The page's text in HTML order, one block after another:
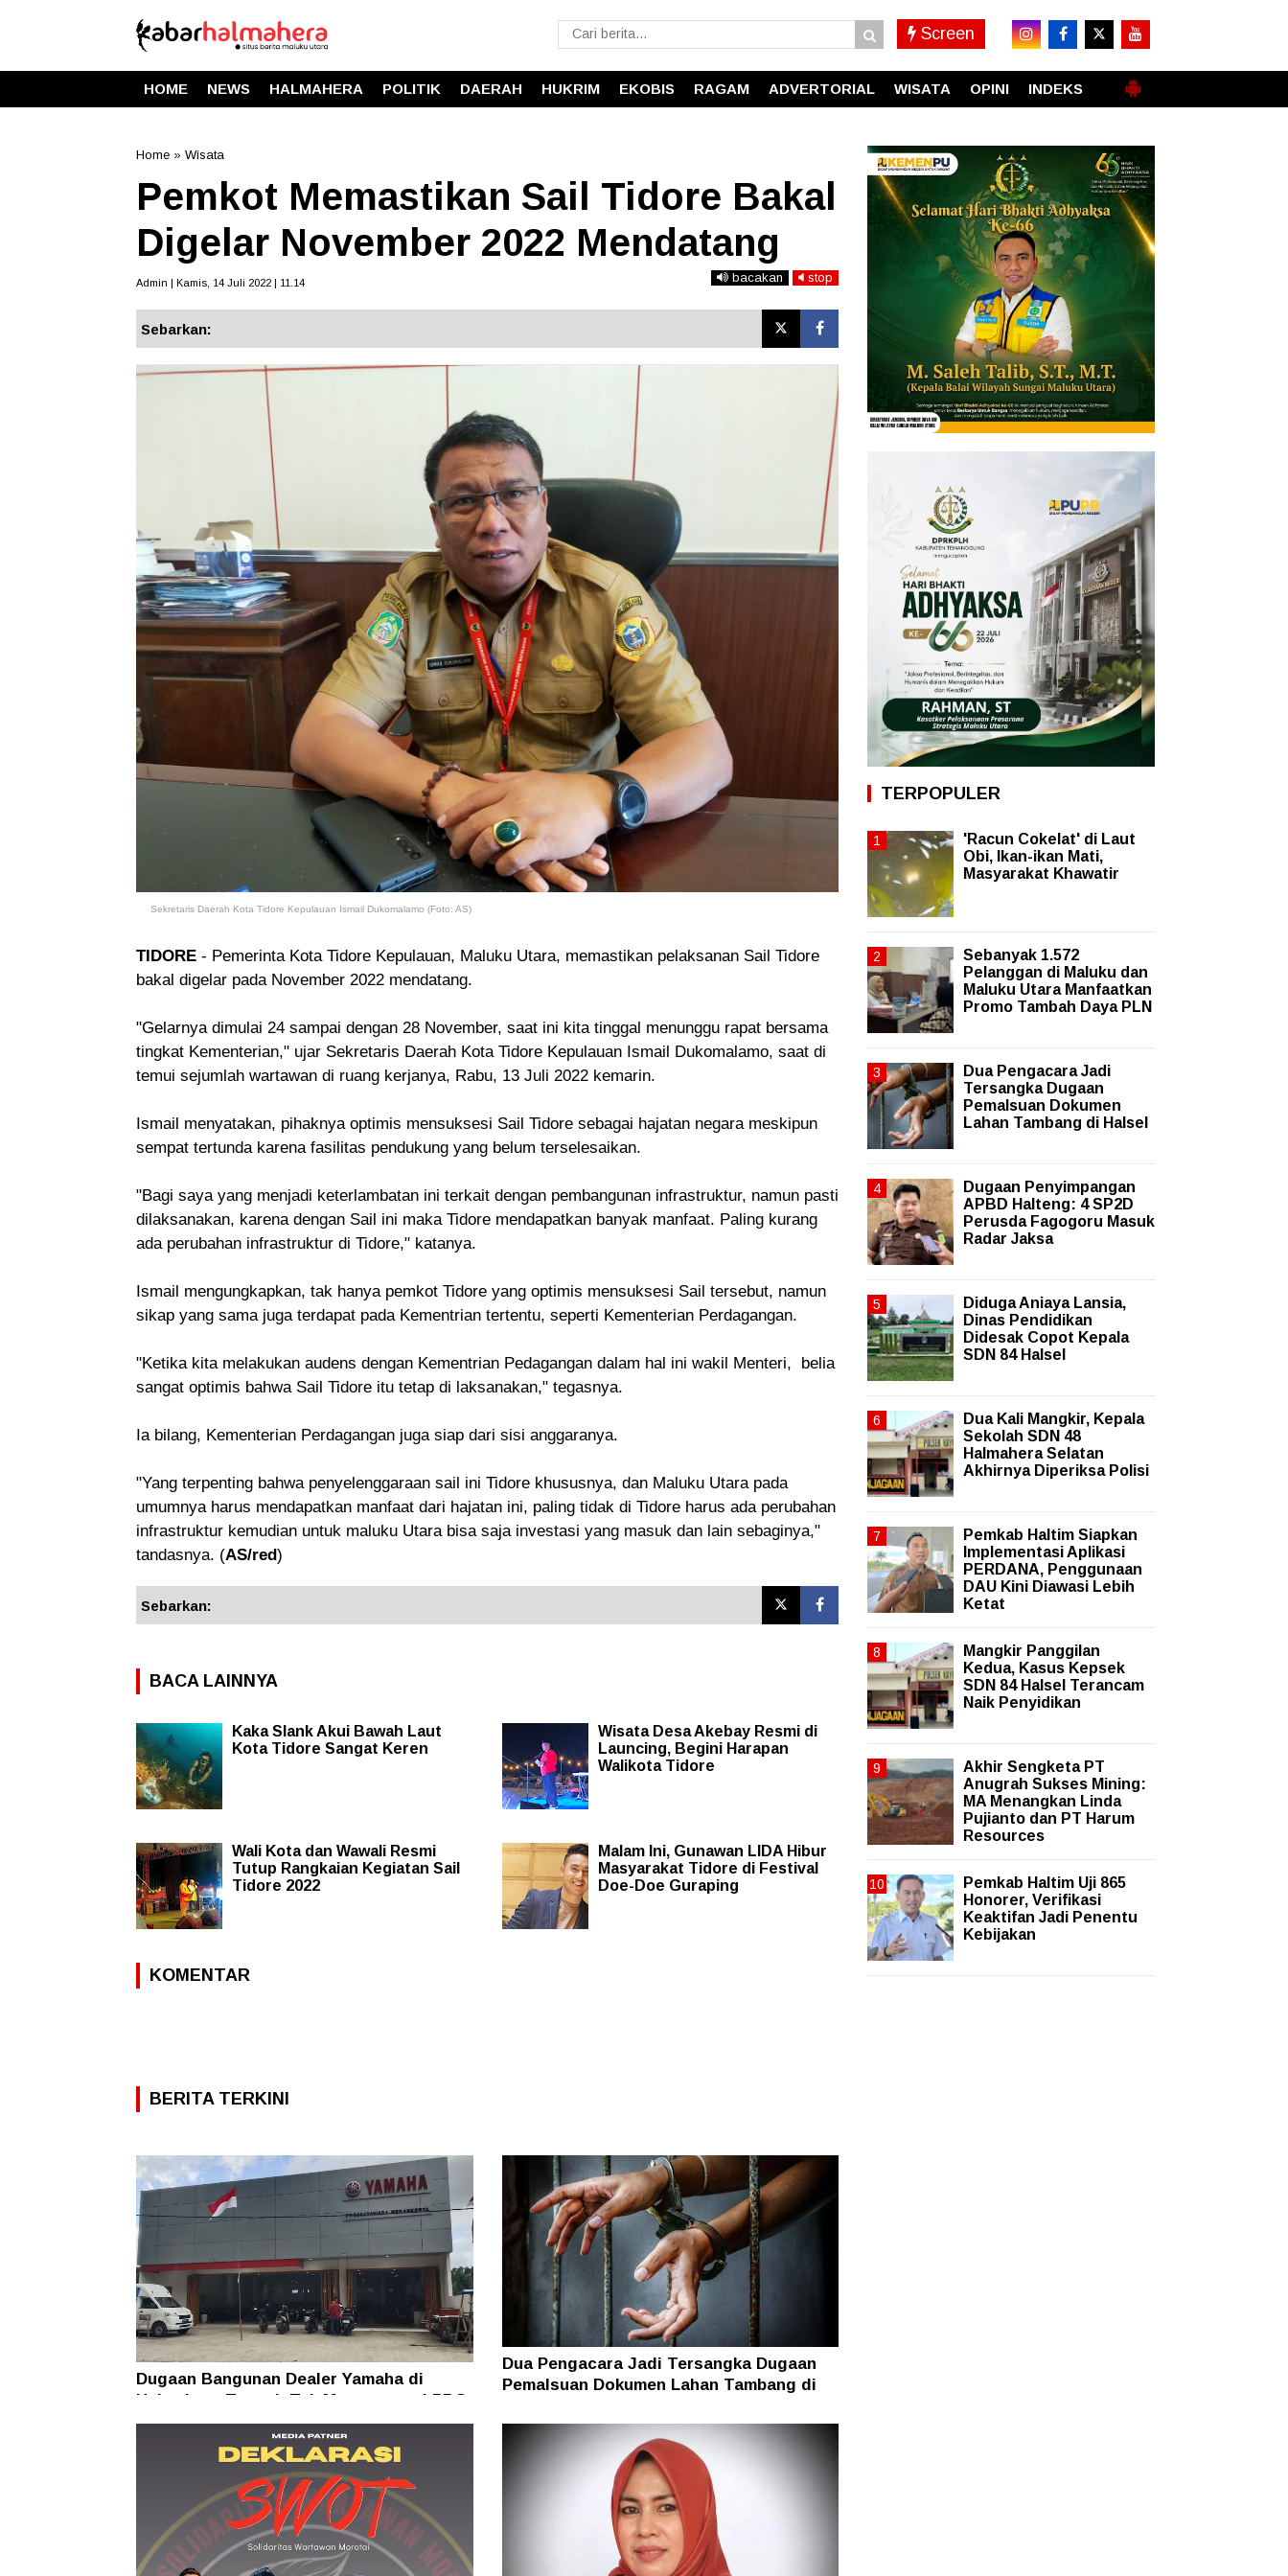
Screen
HOME NEWS HALMAHERA POLITIK DAERAH HUKRIM EKOBIS RAGAM ADVERTORIAL WISATA OPINI INDEKS
Home » Wisata
Pemkot Memastikan Sail Tidore Bakal
Digelar November 2022 Mendatang
Admin | Kamis, 14 Juli 2022 | 11.14 bacakan stop
Sebarkan:
Sekretaris Daerah Kota Tidore Kepulauan Ismail Dukomalamo (Foto: AS)
TIDORE - Pemerinta Kota Tidore Kepulauan, Maluku Utara, memastikan pelaksanan Sail Tidore
bakal digelar pada November 2022 mendatang.
"Gelarnya dimulai 24 sampai dengan 28 November, saat ini kita tinggal menunggu rapat bersama
tingkat Kementerian," ujar Sekretaris Daerah Kota Tidore Kepulauan Ismail Dukomalamo, saat di
temui sejumlah wartawan di ruang kerjanya, Rabu, 13 Juli 2022 kemarin.
Ismail menyatakan, pihaknya optimis mensuksesi Sail Tidore sebagai hajatan negara meskipun
sempat tertunda karena fasilitas pendukung yang belum terselesaikan.
"Bagi saya yang menjadi keterlambatan ini terkait dengan pembangunan infrastruktur, namun pasti
dilaksanakan, karena dengan Sail ini maka Tidore mendapatkan banyak manfaat. Paling kurang
ada perubahan infrastruktur di Tidore," katanya.
Ismail mengungkapkan, tak hanya pemkot Tidore yang optimis mensuksesi Sail tersebut, namun
sikap yang sama juga terdapat pada Kementrian tertentu, seperti Kementerian Perdagangan.
"Ketika kita melakukan audens dengan Kementrian Pedagangan dalam hal ini wakil Menteri, belia
sangat optimis bahwa Sail Tidore itu tetap di laksanakan," tegasnya.
Ia bilang, Kementerian Perdagangan juga siap dari sisi anggaranya.
"Yang terpenting bahwa penyelenggaraan sail ini Tidore khususnya, dan Maluku Utara pada
umumnya harus mendapatkan manfaat dari hajatan ini, paling tidak di Tidore harus ada perubahan
infrastruktur kemudian untuk maluku Utara bisa saja investasi yang masuk dan lain sebaginya,"
tandasnya. (AS/red)
Sebarkan:
BACA LAINNYA
Kaka Slank Akui Bawah Laut
Kota Tidore Sangat Keren
Wisata Desa Akebay Resmi di
Launcing, Begini Harapan
Walikota Tidore
Wali Kota dan Wawali Resmi
Tutup Rangkaian Kegiatan Sail
Tidore 2022
Malam Ini, Gunawan LIDA Hibur
Masyarakat Tidore di Festival
Doe-Doe Guraping
KOMENTAR
BERITA TERKINI
Dugaan Bangunan Dealer Yamaha di
Halmahera Tengah Tak Mengantongi PBG
Dua Pengacara Jadi Tersangka Dugaan
Pemalsuan Dokumen Lahan Tambang di
TERPOPULER
'Racun Cokelat' di Laut
Obi, Ikan-ikan Mati,
Masyarakat Khawatir
Sebanyak 1.572
Pelanggan di Maluku dan
Maluku Utara Manfaatkan
Promo Tambah Daya PLN
Dua Pengacara Jadi
Tersangka Dugaan
Pemalsuan Dokumen
Lahan Tambang di Halsel
Dugaan Penyimpangan
APBD Halteng: 4 SP2D
Perusda Fagogoru Masuk
Radar Jaksa
Diduga Aniaya Lansia,
Dinas Pendidikan
Didesak Copot Kepala
SDN 84 Halsel
Dua Kali Mangkir, Kepala
Sekolah SDN 48
Halmahera Selatan
Akhirnya Diperiksa Polisi
Pemkab Haltim Siapkan
Implementasi Aplikasi
PERDANA, Penggunaan
DAU Kini Diawasi Lebih
Ketat
Mangkir Panggilan
Kedua, Kasus Kepsek
SDN 84 Halsel Terancam
Naik Penyidikan
Akhir Sengketa PT
Anugrah Sukses Mining:
MA Menangkan Linda
Pujianto dan PT Harum
Resources
Pemkab Haltim Uji 865
Honorer, Verifikasi
Keaktifan Jadi Penentu
Kebijakan